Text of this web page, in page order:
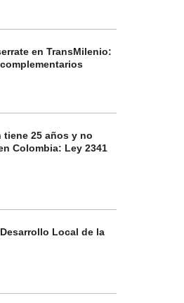
en TransMilenio:
tiene 25 años y no
Colombia: Ley 2341
Local de la